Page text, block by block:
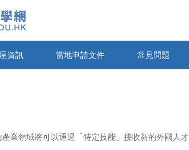
資訊 當地申請文件 常見問題
業領域將可以通過「特定技能」接收新的外國人才